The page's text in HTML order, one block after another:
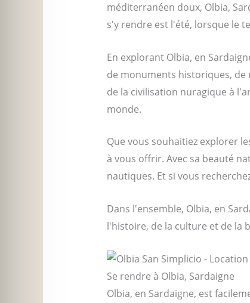
méditerranéen doux, Olbia,
s'y rendre est l'été, lorsque le
En explorant Olbia, en
de monuments historiques, de
de la civilisation nuragique à
monde.
Que vous souhaitiez explorer
à vous offrir. Avec sa beauté
nautiques. Et si vous
Dans l'ensemble, Olbia, en
l'histoire, de la culture et de la
Se rendre à Olbia, Sardaigne
Olbia, en Sardaigne, est